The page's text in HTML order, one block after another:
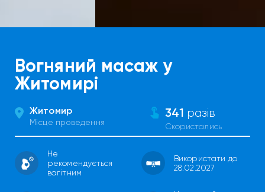
Вогняний масаж у
Житомирі
Житомир
Місце проведення
341 разів
Скористались
Не
рекомендується
вагітним
Використати до
28.02.2027